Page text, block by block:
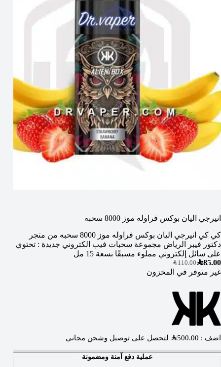
انيرجي اليان بوكس فراوله موز 8000 سحبه
كي كي انيرجي اليان بوكس فراوله موز 8000 سحبه من متجر
دكتور فيبر الرياض مجموعة سحبات فيب الكتروني جديدة : تحتوي
على سائل إلكتروني مملوء مسبقًا بسعة 15 مل
SAR110.00SAR85.00
غير متوفر في المخزون
اضف : SAR500.00 لتحصل على توصيل وشحن مجاني
عملية دفع آمنة ومضمونة